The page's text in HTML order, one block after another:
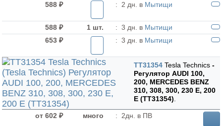
588 ₽
: 2 дн. в Мытищи
588 ₽ 1 шт. : 3 дн. в Мытищи
653 ₽
: 3 дн. в Мытищи
TT31354Tesla Technics-
Регулятор AUDI 100,
200, MERCEDES BENZ
310, 308, 300, 230 E, 200
E (TT31354).
от 602 ₽ много : 2дн. в ПВ